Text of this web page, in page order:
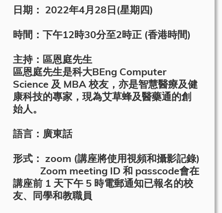
日期： 2022年4月28日(星期四)
時間：下午12時30分至2時正 (香港時間)
主持：區恩庭先生
區恩庭先生是科大BEng Computer
Science 及 MBA 校友，亦是智慧醫療及健
康科技的專家，現為艾草蜂及醫藥通的創
始人。
語言：廣東話
形式： zoom (講座將使用視頻和攝影記錄)
Zoom meeting ID 和 passcode會在
講座前 1 天下午 5 時電郵通知已報名的校
友、同學和教職員